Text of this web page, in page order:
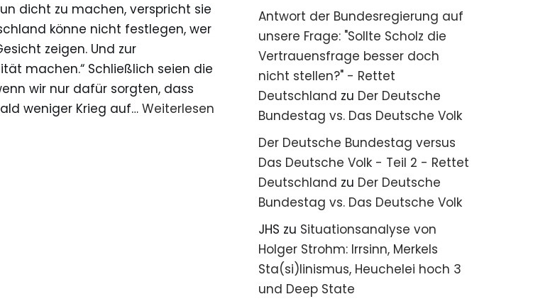
dicht zu machen, verspricht sie
könne nicht festlegen, wer
zeigen. Und zur
machen.“ Schließlich seien die
wir nur dafür sorgten, dass
weniger Krieg auf… Weiterlesen
Antwort der Bundesregierung auf
unsere Frage: "Sollte Scholz die
Vertrauensfrage besser doch
nicht stellen?" - Rettet
Deutschland zu Der Deutsche
Bundestag vs. Das Deutsche Volk
Der Deutsche Bundestag versus
Das Deutsche Volk - Teil 2 - Rettet
Deutschland zu Der Deutsche
Bundestag vs. Das Deutsche Volk
JHS zu Situationsanalyse von
Holger Strohm: Irrsinn, Merkels
Sta(si)linismus, Heuchelei hoch 3
und Deep State